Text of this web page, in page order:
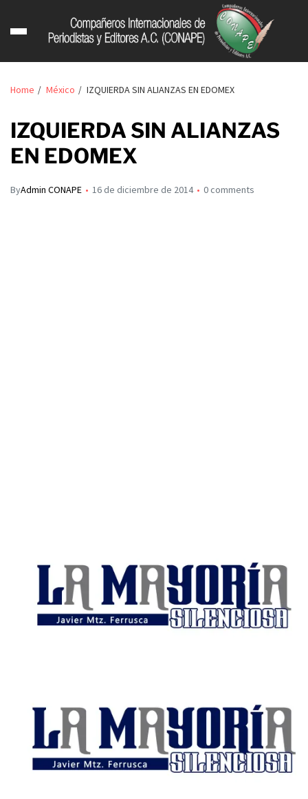
Home México IZQUIERDA SIN ALIANZAS EN EDOMEX
IZQUIERDA SIN ALIANZAS
EN EDOMEX
ByAdmin CONAPE 16 de diciembre de 2014 0 comments